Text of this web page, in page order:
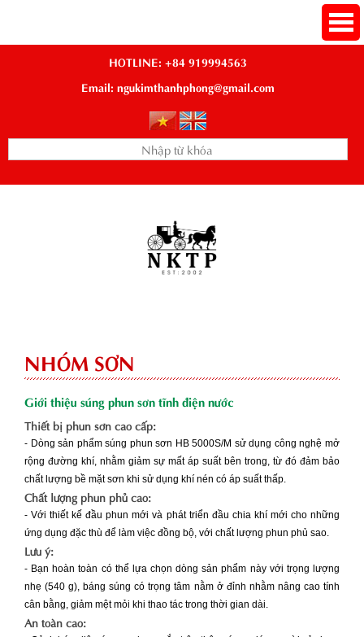
HOTLINE: +84 919994563
Email: ngukimthanhphong@gmail.com
NHÓM SƠN
Giới thiệu súng phun sơn tĩnh điện nước
Thiết bị phun sơn cao cấp:
- Dòng sản phẩm súng phun sơn HB 5000S/M sử dụng công nghệ mở
rộng đường khí, nhằm giảm sự mất áp suất bên trong, từ đó đảm bảo
chất lượng bề mặt sơn khi sử dụng khí nén có áp suất thấp.
Chất lượng phun phủ cao:
- Với thiết kế đầu phun mới và phát triển đầu chia khí mới cho những
ứng dụng đặc thù để làm việc đồng bộ, với chất lượng phun phủ sao.
Lưu ý:
- Bạn hoàn toàn có thể lựa chọn dòng sản phẩm này với trọng lượng
nhẹ (540 g), báng súng có trọng tâm nằm ở đỉnh nhằm nâng cao tính
cân bằng, giảm mệt mỏi khi thao tác trong thời gian dài.
An toàn cao: